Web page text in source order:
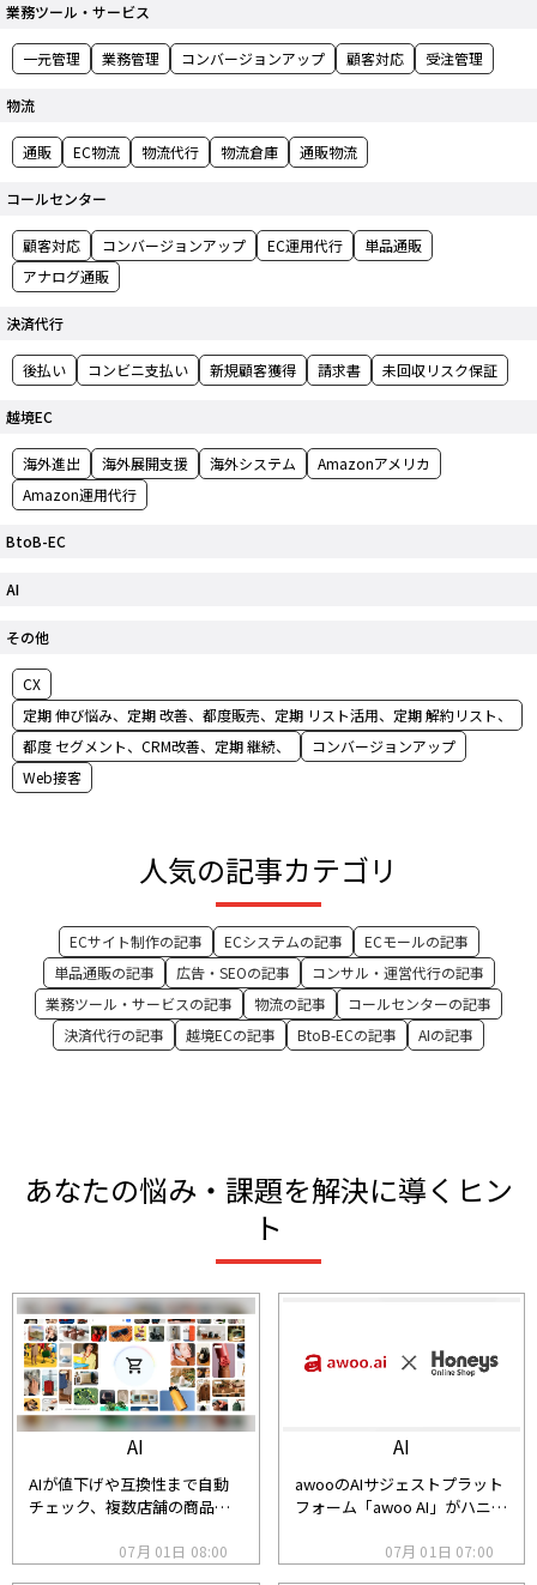
業務ツール・サービス
一元管理 業務管理 コンバージョンアップ 顧客対応 受注管理
物流
通販 EC物流 物流代行 物流倉庫 通販物流
コールセンター
顧客対応 コンバージョンアップ EC運用代行
単品通販
アナログ通販
決済代行
後払い コンビニ支払い 新規顧客獲得 請求書 未回収リスク保証
越境EC
海外進出 海外展開支援 海外システム
Amazonアメリカ
Amazon運用代行
BtoB-EC
AI
その他
CX
定期 伸び悩み、定期 改善、都度販売、定期 リスト活用、定期 解約リスト、
都度 セグメント、CRM改善、定期 継続、
コンバージョンアップ
Web接客
人気の記事カテゴリ
ECサイト制作の記事 ECシステムの記事
ECモールの記事
単品通販の記事
広告・SEOの記事
コンサル・運営代行の記事
業務ツール・サービスの記事
物流の記事
コールセンターの記事
決済代行の記事
越境ECの記事 BtoB-ECの記事 AIの記事
あなたの悩み・課題を解決に導くヒン
ト
AI
AIが値下げや互換性まで自動
チェック、複数店舗の商品を1
Google「Universal Cart」と
07月 01日 08:00
AI
awooのAIサジェストプラット
フォーム「awoo AI」がハニー
CVR2.5倍を実現07月 01日 07:00